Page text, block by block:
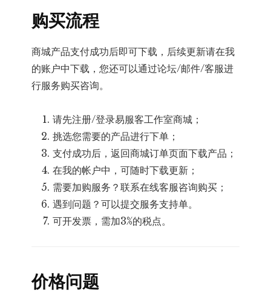
购买流程
商城产品支付成功后即可下载，后续更新请在我
的账户中下载，您还可以通过论坛/邮件/客服进
行服务购买咨询。
请先注册/登录易服客工作室商城；
挑选您需要的产品进行下单；
支付成功后，返回商城订单页面下载产品；
在我的帐户中，可随时下载更新；
需要加购服务？联系在线客服咨询购买；
遇到问题？可以提交服务支持单。
可开发票，需加3%的税点。
价格问题